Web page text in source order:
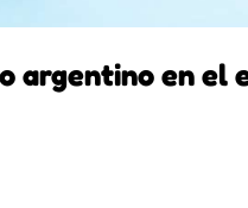
argentino en el